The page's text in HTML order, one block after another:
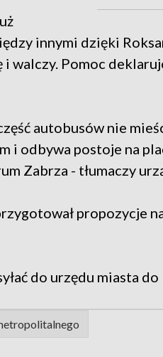
innymi dzięki
i walczy. Pomoc
autobusów nie
i odbywa postoje na
Zabrza - tłumaczy
propozycje
do urzędu miasta do